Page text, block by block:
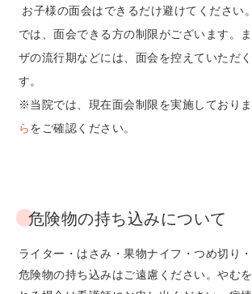
お子様の面会はできるだけ避けてください
では、面会できる方の制限がございます。
ザの流行期などには、面会を控えていただ
す。
※当院では、現在面会制限を実施しており
らをご確認ください。
危険物の持ち込みについて
ライター・はさみ・果物ナイフ・つめ切り
危険物の持ち込みはご遠慮ください。やむ